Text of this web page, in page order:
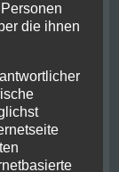
aber auch
Aufstieg
Wildlife
die ihnen